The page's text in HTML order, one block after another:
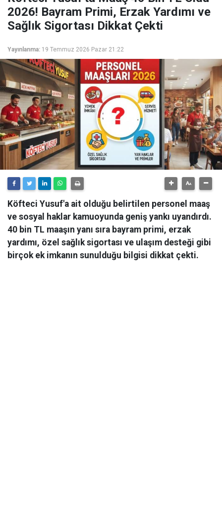
2026! Bayram Primi, Erzak Yardımı ve
Sağlık Sigortası Dikkat Çekti
Yayınlanma: 19 Temmuz 2026 Pazar 21:22
Köfteci Yusuf'a ait olduğu belirtilen personel maaş
ve sosyal haklar kamuoyunda geniş yankı uyandırdı.
40 bin TL maaşın yanı sıra bayram primi, erzak
yardımı, özel sağlık sigortası ve ulaşım desteği gibi
birçok ek imkanın sunulduğu bilgisi dikkat çekti.